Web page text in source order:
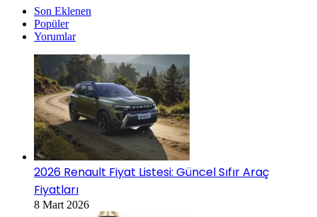
Son Eklenen
Popüler
Yorumlar
2026 Renault Fiyat Listesi: Güncel Sıfır Araç
Fiyatları
8 Mart 2026